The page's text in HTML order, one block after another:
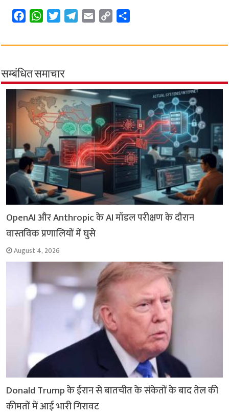
F
c
b
o
o
k
W
a
s
A
p
p
T
i
t
e
r
T
l
r
a
m
E
a
C
p
i
n
k
a
सम्बंधित समाचार
OpenAI और Anthropic के AI मॉडल परीक्षण के दौरान
वास्तविक प्रणालियों में घुसे
August 4, 2026
Donald Trump के ईरान से बातचीत के संकेतों के बाद तेल की
कीमतों में आई भारी गिरावट